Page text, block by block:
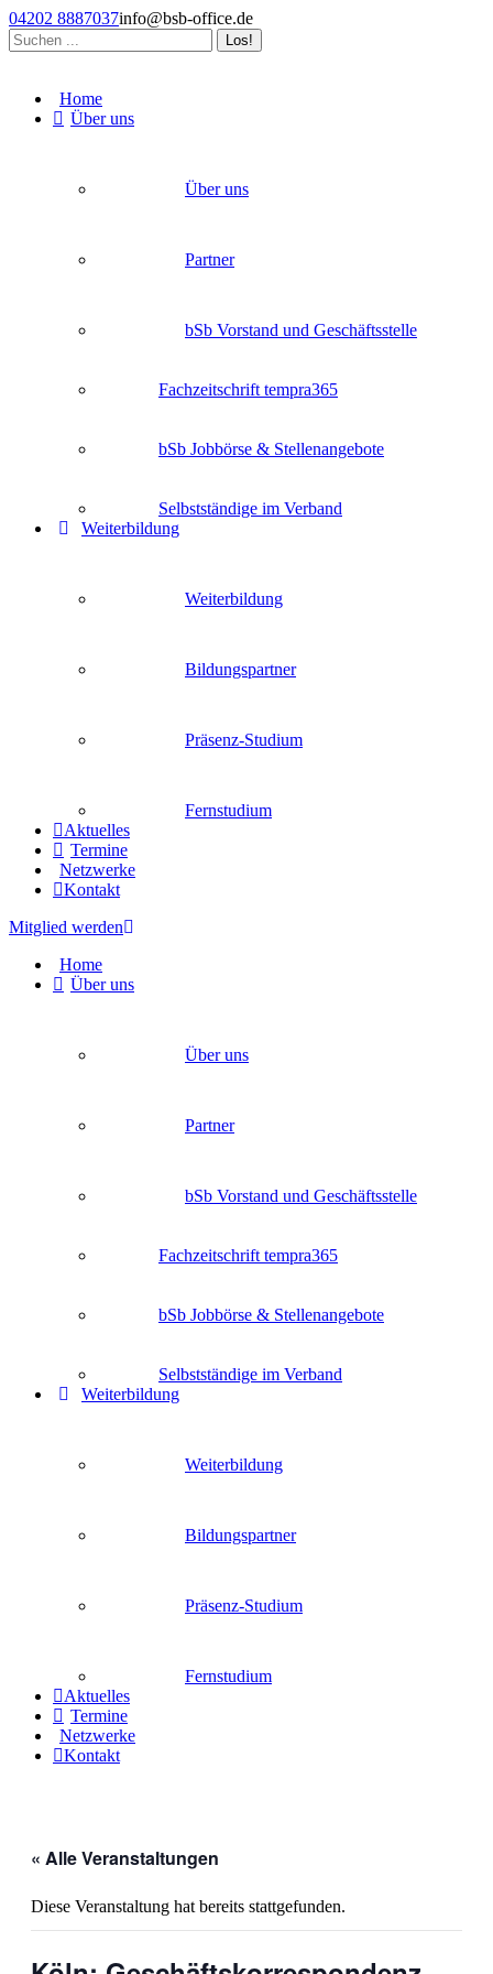
Zum
Inhalt
springen
04202 8887037info@bsb-office.de
Search:
opens
opens
opens
Home
Über uns
Über uns
Partner
bSb Vorstand und Geschäftsstelle
Fachzeitschrift tempra365
bSb Jobbörse & Stellenangebote
Selbstständige im Verband
Weiterbildung
Weiterbildung
Bildungspartner
Präsenz-Studium
Fernstudium
Aktuelles
Termine
Netzwerke
Kontakt
Mitglied werden
Home
Über uns
Über uns
Partner
bSb Vorstand und Geschäftsstelle
Fachzeitschrift tempra365
bSb Jobbörse & Stellenangebote
Selbstständige im Verband
Weiterbildung
Weiterbildung
Bildungspartner
Präsenz-Studium
Fernstudium
Aktuelles
Termine
Netzwerke
Kontakt
« Alle Veranstaltungen
Diese Veranstaltung hat bereits stattgefunden.